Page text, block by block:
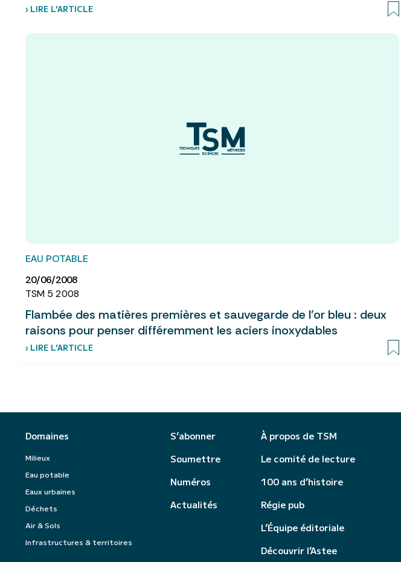
› LIRE L’ARTICLE
EAU POTABLE
20/06/2008
TSM 5 2008
Flambée des matières premières et sauvegarde de l’or bleu : deux
raisons pour penser différemment les aciers inoxydables
› LIRE L’ARTICLE
Domaines
Milieux
Eau potable
Eaux urbaines
Déchets
Air & Sols
Infrastructures & territoires
S’abonner
Soumettre
Numéros
Actualités
À propos de TSM
Le comité de lecture
100 ans d’histoire
Régie pub
L’Équipe éditoriale
Découvrir l’Astee